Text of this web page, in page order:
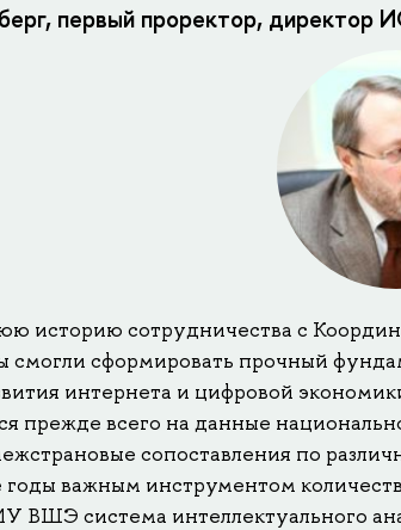
первый проректор,
историю сотрудничества с
смогли сформировать прочный
интернета и цифровой
прежде всего на данные
сопоставления по
важным инструментом
система интеллектуального